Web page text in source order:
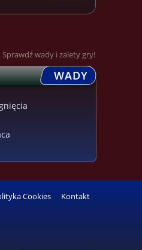
Sprawdź wady i zalety gry!
WADY
Cookies Kontakt